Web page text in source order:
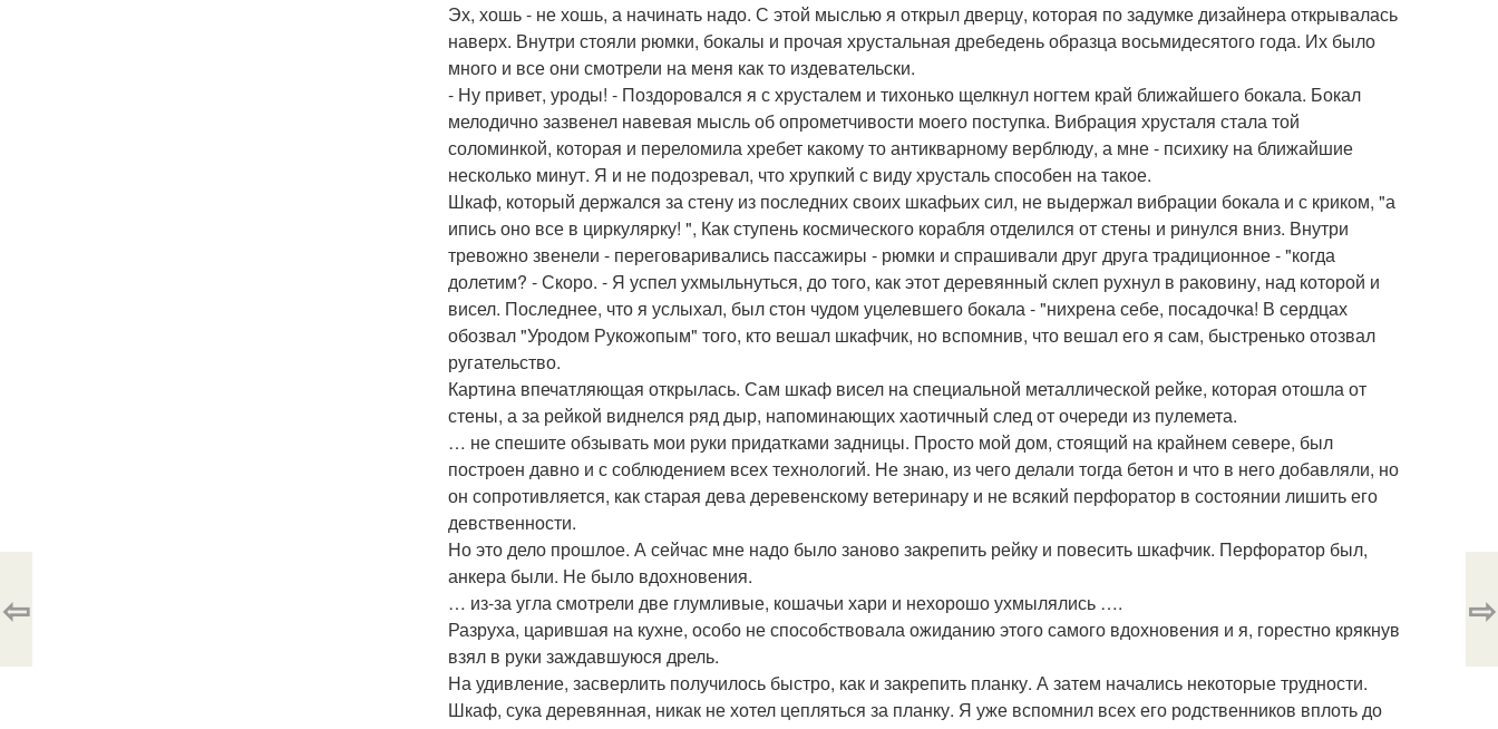
Эх, хошь - не хошь, а начинать надо. С этой мыслью я открыл дверцу, которая по задумке дизайнера открывалась
наверх. Внутри стояли рюмки, бокалы и прочая хрустальная дребедень образца восьмидесятого года. Их было
много и все они смотрели на меня как то издевательски.
- Ну привет, уроды! - Поздоровался я с хрусталем и тихонько щелкнул ногтем край ближайшего бокала. Бокал
мелодично зазвенел навевая мысль об опрометчивости моего поступка. Вибрация хрусталя стала той
соломинкой, которая и переломила хребет какому то антикварному верблюду, а мне - психику на ближайшие
несколько минут. Я и не подозревал, что хрупкий с виду хрусталь способен на такое.
Шкаф, который держался за стену из последних своих шкафьих сил, не выдержал вибрации бокала и с криком, "а
ипись оно все в циркулярку! ", Как ступень космического корабля отделился от стены и ринулся вниз. Внутри
тревожно звенели - переговаривались пассажиры - рюмки и спрашивали друг друга традиционное - "когда
долетим? - Скоро. - Я успел ухмыльнуться, до того, как этот деревянный склеп рухнул в раковину, над которой и
висел. Последнее, что я услыхал, был стон чудом уцелевшего бокала - "нихрена себе, посадочка! В сердцах
обозвал "Уродом Рукожопым" того, кто вешал шкафчик, но вспомнив, что вешал его я сам, быстренько отозвал
ругательство.
Картина впечатляющая открылась. Сам шкаф висел на специальной металлической рейке, которая отошла от
стены, а за рейкой виднелся ряд дыр, напоминающих хаотичный след от очереди из пулемета.
… не спешите обзывать мои руки придатками задницы. Просто мой дом, стоящий на крайнем севере, был
построен давно и с соблюдением всех технологий. Не знаю, из чего делали тогда бетон и что в него добавляли, но
он сопротивляется, как старая дева деревенскому ветеринару и не всякий перфоратор в состоянии лишить его
девственности.
Но это дело прошлое. А сейчас мне надо было заново закрепить рейку и повесить шкафчик. Перфоратор был,
анкера были. Не было вдохновения.
… из-за угла смотрели две глумливые, кошачьи хари и нехорошо ухмылялись ….
Разруха, царившая на кухне, особо не способствовала ожиданию этого самого вдохновения и я, горестно крякнув
взял в руки заждавшуюся дрель.
На удивление, засверлить получилось быстро, как и закрепить планку. А затем начались некоторые трудности.
Шкаф, сука деревянная, никак не хотел цепляться за планку. Я уже вспомнил всех его родственников вплоть до
⇦ ⇨